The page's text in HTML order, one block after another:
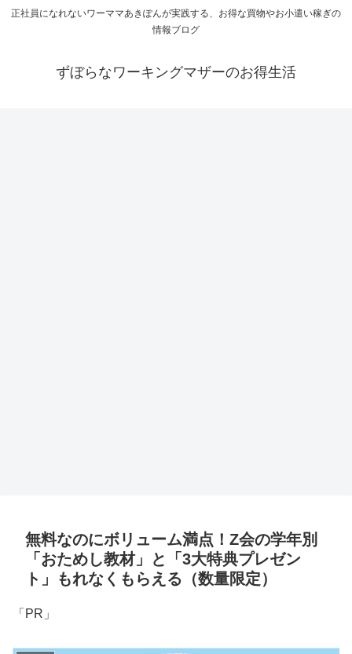
正社員になれないワーママあきぽんが実践する、お得な買物やお小遣い稼ぎの
情報ブログ
ずぼらなワーキングマザーのお得生活
無料なのにボリューム満点！Z会の学年別
「おためし教材」と「3大特典プレゼン
ト」もれなくもらえる（数量限定）
「PR」